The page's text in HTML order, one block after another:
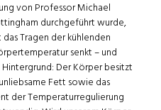
von Professor Michael
durchgeführt wurde,
Tragen der kühlenden
senkt – und
Der Körper besitzt
Fett sowie das
der Temperaturregulierung